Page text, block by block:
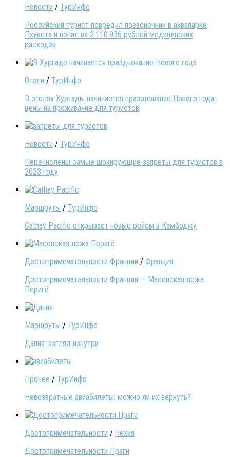
Новости / ТурИнфо
Российский турист повредил позвоночник в аквапарке
Пхукета и попал на 2 110 936 рублей медицинских
расходов
Отели / ТурИнфо
В отелях Хургады начинается празднование Нового года:
цены на проживание для туристов
Новости / ТурИнфо
Перечислены самые шокирующие запреты для туристов в
2023 году
Маршруты / ТурИнфо
Cathay Pacific открывает новые рейсы в Камбоджу
Достопримечательности Франции / Франция
Достопримечательности Франции — Масонская ложа
Перигё
Маршруты / ТурИнфо
Дания: взгляд изнутри
Прочее / ТурИнфо
Невозвратные авиабилеты: можно ли их вернуть?
Достопримечательности / Чехия
Достопримечательности Праги